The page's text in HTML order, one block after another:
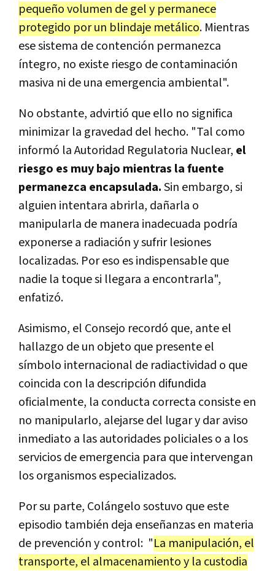
pequeño volumen de gel y permanece
protegido por un blindaje metálico. Mientras
ese sistema de contención permanezca
íntegro, no existe riesgo de contaminación
masiva ni de una emergencia ambiental".
No obstante, advirtió que ello no significa
minimizar la gravedad del hecho. "Tal como
informó la Autoridad Regulatoria Nuclear, el
riesgo es muy bajo mientras la fuente
permanezca encapsulada.Sin embargo, si
alguien intentara abrirla, dañarla o
manipularla de manera inadecuada podría
exponerse a radiación y sufrir lesiones
localizadas. Por eso es indispensable que
nadie la toque si llegara a encontrarla",
enfatizó.
Asimismo, el Consejo recordó que, ante el
hallazgo de un objeto que presente el
símbolo internacional de radiactividad o que
coincida con la descripción difundida
oficialmente, la conducta correcta consiste en
no manipularlo, alejarse del lugar y dar aviso
inmediato a las autoridades policiales o a los
servicios de emergencia para que intervengan
los organismos especializados.
Por su parte, Colángelo sostuvo que este
episodio también deja enseñanzas en materia
de prevención y control: "La manipulación, el
transporte, el almacenamiento y la custodia